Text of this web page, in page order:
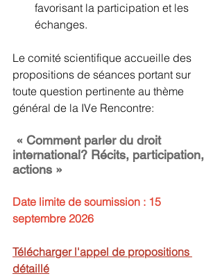
favorisant la participation et les
échanges.
Le comité scientifique accueille des
propositions de séances portant sur
toute question pertinente au thème
général de la IVe Rencontre:
international? Récits, participation,
actions »
Date limite de soumission : 15
septembre 2026
Télécharger l'appel de propositions
détaillé